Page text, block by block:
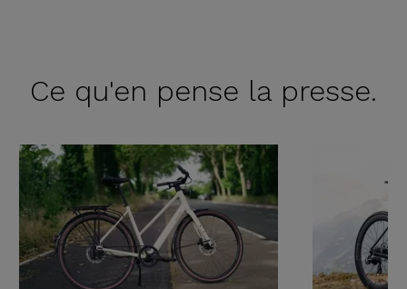
Ce qu'en pense la presse.